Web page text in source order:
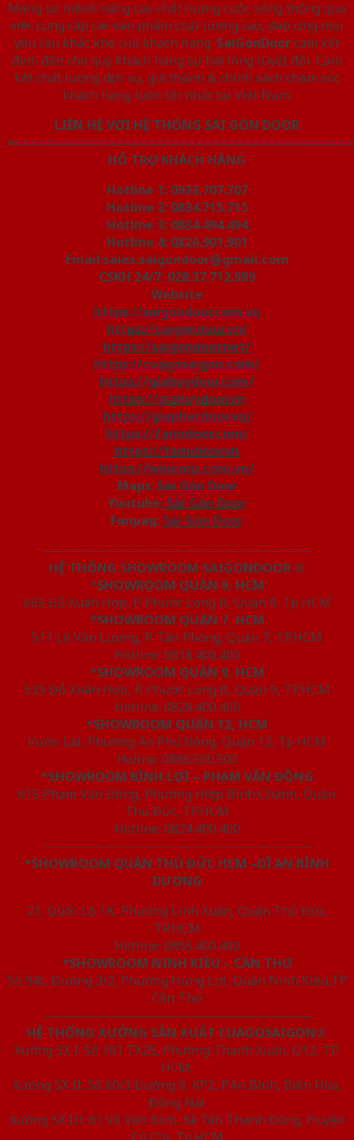
Mang sứ mệnh nâng cao chất lượng cuộc sống thông qua
việc cung cấp các sản phẩm chất lượng cao, đáp ứng mọi
yêu cầu khắc khe của khách hàng. SaiGonDoorcam kết
đem đến cho quý khách hàng sự hài lòng tuyệt đối. Cam
kết chất lượng dịch vụ, giá thành & chính sách chăm sóc
khách hàng luôn tốt nhất tại Việt Nam.
LIÊN HỆ VỚI HỆ THỐNG SÀI GÒN DOOR
HỖ TRỢ KHÁCH HÀNG
Hotline 1: 0933.707.707
Hotline 2: 0834.715.715
Hotline 3: 0834.494.494
Hotline 4: 0826.901.901
Email:sales.saigondoor@gmail.com
CSKH 24/7: 028.37.712.989
Website
https://saigondoor.com.vn
https://saigondoor.vn/
https://saigondoor.net/
https://cuagosaigon.com/
https://giahuydoor.com/
https://giahuydoor.vn
https://giaphatdoor.vn/
https://famidoor.com/
https://famidoor.vn
https://wincorp.com.vn/
Maps: Sài Gòn Door
Youtube: Sài Gòn Door
Fanpag: Sài Gòn Door
————————————————————
HỆ THỐNG SHOWROOM SAIGONDOOR ®
*SHOWROOM QUẬN 9, HCM
669 Đỗ Xuân Hợp, P. Phước Long B, Quận 9, Tp HCM
*SHOWROOM QUẬN 7, HCM
511 Lê Văn Lương, P. Tân Phong, Quận 7, TP.HCM
Hotline: 0818.400.400
*SHOWROOM QUẬN 9, HCM
535 Đỗ Xuân Hợp, P. Phước Long B, Quận 9, TP.HCM
Hotline: 0828.400.400
*SHOWROOM QUẬN 12, HCM
Vườn Lài, Phường An Phú Đông, Quận 12, Tp HCM
Holine: 0886.500.500
*SHOWROOM BÌNH LỢI – PHẠM VĂN ĐỒNG
615 Phạm Văn Đồng, Phường Hiệp Bình Chánh, Quận
Thủ Đức, TP.HCM
Hotline: 0824.400.400
————————————————————
*SHOWROOM QUẬN THỦ ĐỨC HCM –DĨ AN BÌNH
DƯƠNG
21, Quốc Lộ 1K, Phường Linh Xuân, Quận Thủ Đức,
TP.HCM
Hotline: 0855.400.400
*SHOWROOM NINH KIỀU – CẦN THƠ
Số 94c, Đường 3/2, Phường Hưng Lợi, Quận Ninh Kiều,TP
Cần Thơ
————————————————————
HỆ THỐNG XƯỞNG SẢN XUẤT CUAGOSAIGON®
Xưởng SX I: Số 361 TX25, Phường Thạnh Xuân, Q12, TP.
HCM.
Xưởng SX II: Số 60/3 Đường 9, KP2, P.An Bình, Biên Hòa,
Đồng Nai
Xưởng SX III: 81 Võ Văn Bích, Xã Tân Thạnh Đông, Huyện